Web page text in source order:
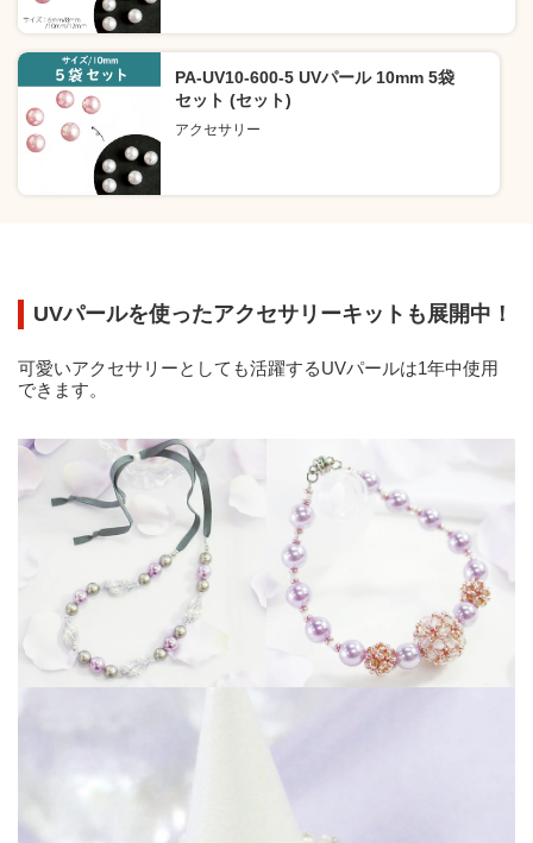
PA-UV10-600-5 UVパール 10mm 5袋
セット (セット)
アクセサリー
UVパールを使ったアクセサリーキットも展開中！
可愛いアクセサリーとしても活躍するUVパールは1年中使用
できます。